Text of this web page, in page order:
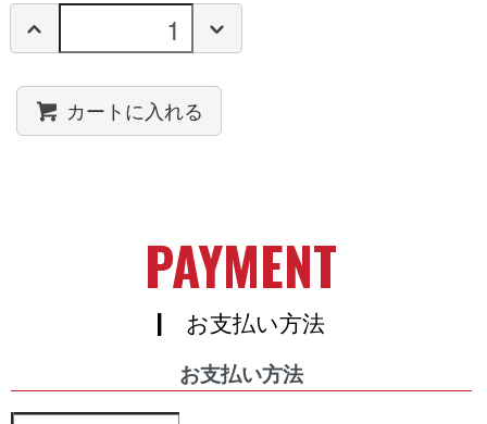
カートに入れる
PAYMENT
| お支払い方法
お支払い方法